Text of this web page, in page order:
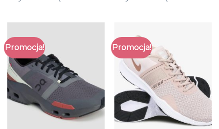
Promocja! Promocja!